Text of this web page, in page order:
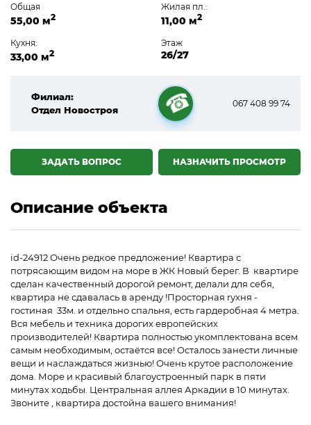
Общая
55,00 м2
Жилая пл.:
11,00 м2
Кухня:
33,00 м2
Этаж
26/27
Филиал:
Отдел Новостроя
☎
067 408 99 74
НАЗНАЧИТЬ ПРОСМОТР
ЗАДАТЬ ВОПРОС
Описание объекта
id-24912 Очень редкое предложение! Квартира с
потрясающим видом на море в ЖК Новый берег. В квартире
сделан качественный дорогой ремонт, делали для себя,
квартира не сдавалась в аренду !Просторная rухня -
гостиная 33м. и отдельно спальня, есть гардеробная 4 метра.
Вся мебель и техника дорогих европейских
производителей! Квартира полностью укомплектована всем
самым необходимым, остаётся все! Осталось занести личные
вещи и наслаждаться жизнью! Очень крутое расположение
дома. Море и красивый благоустроенный парк в пяти
минутах ходьбы. Центральная аллея Аркадии в 10 минутах.
Звоните , квартира достойна вашего внимания!